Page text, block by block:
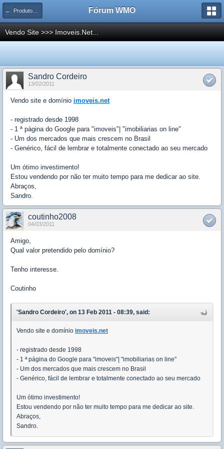
← Produtos, serviços, etc Fórum WMO
Vendo Site >>> Imoveis.Net...
Sandro Cordeiro
13/02/2011
Vendo site e domínio imoveis.net
- registrado desde 1998
- 1 ª página do Google para "imoveis"| "imobiliarias on line"
- Um dos mercados que mais crescem no Brasil
- Genérico, fácil de lembrar e totalmente conectado ao seu mercado
Um ótimo investimento!
Estou vendendo por não ter muito tempo para me dedicar ao site.
Abraços,
Sandro.
coutinho2008
04/03/2011
Amigo,
Qual valor pretendido pelo domínio?
Tenho interesse.
Coutinho
'Sandro Cordeiro', on 13 Feb 2011 - 08:39, said:
Vendo site e domínio imoveis.net
- registrado desde 1998
- 1 ª página do Google para "imoveis"| "imobiliarias on line"
- Um dos mercados que mais crescem no Brasil
- Genérico, fácil de lembrar e totalmente conectado ao seu mercado
Um ótimo investimento!
Estou vendendo por não ter muito tempo para me dedicar ao site.
Abraços,
Sandro.